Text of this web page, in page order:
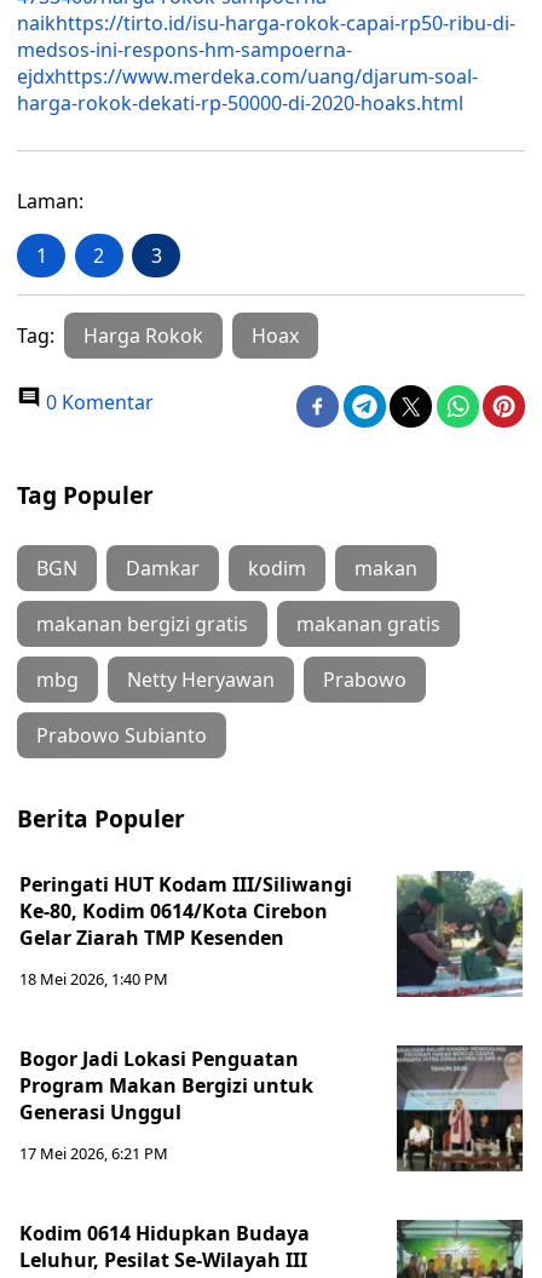
naikhttps://tirto.id/isu-harga-rokok-capai-rp50-ribu-di-
medsos-ini-respons-hm-sampoerna-
ejdxhttps://www.merdeka.com/uang/djarum-soal-
harga-rokok-dekati-rp-50000-di-2020-hoaks.html
Laman:
1 2 3
Tag: Harga Rokok Hoax
0 Komentar
Tag Populer
BGN Damkar kodim makan
makanan bergizi gratis makanan gratis
mbg Netty Heryawan Prabowo
Prabowo Subianto
Berita Populer
Peringati HUT Kodam III/Siliwangi
Ke-80, Kodim 0614/Kota Cirebon
Gelar Ziarah TMP Kesenden
18 Mei 2026, 1:40 PM
Bogor Jadi Lokasi Penguatan
Program Makan Bergizi untuk
Generasi Unggul
17 Mei 2026, 6:21 PM
Kodim 0614 Hidupkan Budaya
Leluhur, Pesilat Se-Wilayah III